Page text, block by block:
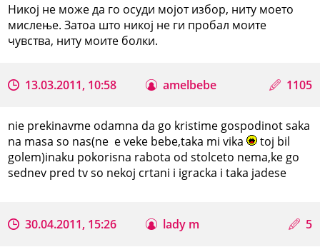
Никој не може да го осуди мојот избор, ниту моето
мислење. Затоа што никој не ги пробал моите
чувства, ниту моите болки.
13.03.2011, 10:58 amelbebe 1105
nie prekinavme odamna da go kristime gospodinot saka
na masa so nas(ne e veke bebe,taka mi vika
toj bil
golem)inaku pokorisna rabota od stolceto nema,ke go
sednev pred tv so nekoj crtani i igracka i taka jadese
30.04.2011, 15:26 lady m 5